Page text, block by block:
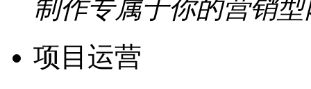
制作专属于你的营销
项目运营